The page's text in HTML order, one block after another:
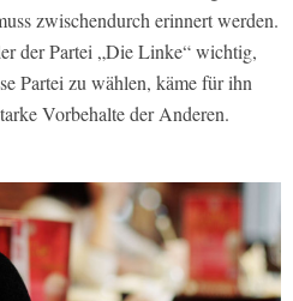
zwischendurch erinnert werden.
der Partei „Die Linke“ wichtig,
Partei zu wählen, käme für ihn
Vorbehalte der Anderen.